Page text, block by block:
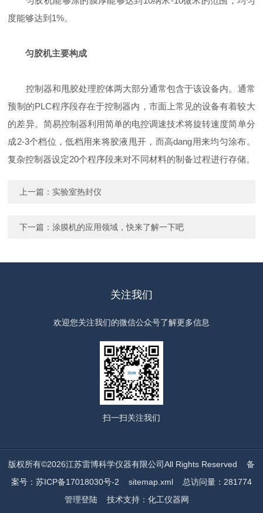
度能够达到1%。
匀胶机主要构成
控制器和甩胶处理腔体两大部分通常包含于该设备内。通常
预制的PLC程序段存在于控制器内，市面上常见的设备有着较大
的差异。简易控制器利用简单的电控调速技术将旋转速度简单分
成2-3个档位，低档用来将胶液甩开，而高dang用来均匀涂布。
复杂控制器设定20个程序段来对不同材料的制备过程进行存储。
上一篇： 实验室热封仪
下一篇：涂膜机的应用领域，快来了解一下吧
关注我们
欢迎您关注我们的微信公众号了解更多信息
扫一扫关注我们
版权所有©2026江苏雷博科学仪器有限公司All Rights Reserved 备
案号：苏ICP备17018030号-2
sitemap.xml总访问量：281774
管理登陆技术支持： 化工仪器网